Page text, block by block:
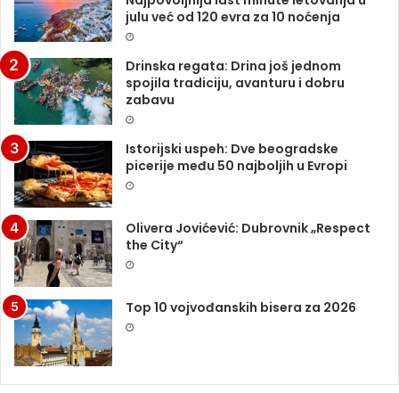
julu već od 120 evra za 10 noćenja
Drinska regata: Drina još jednom
spojila tradiciju, avanturu i dobru
zabavu
Istorijski uspeh: Dve beogradske
picerije među 50 najboljih u Evropi
Olivera Jovićević: Dubrovnik „Respect
the City“
Top 10 vojvođanskih bisera za 2026